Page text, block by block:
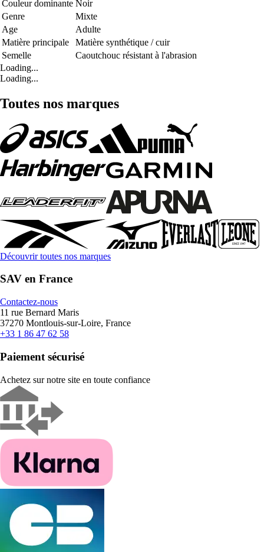
Couleur dominante Noir
Genre
Mixte
Age
Adulte
Matière principale
Matière synthétique / cuir
Semelle
Caoutchouc résistant à l'abrasion
Loading...
Loading...
Toutes nos marques
Découvrir toutes nos marques
SAV en France
Contactez-nous
11 rue Bernard Maris
37270 Montlouis-sur-Loire, France
+33 1 86 47 62 58
Paiement sécurisé
Achetez sur notre site en toute confiance